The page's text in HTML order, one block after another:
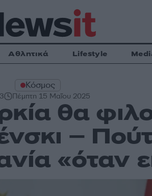
Αθλητικά Lifestyle
Κόσμος
Πέμπτη 15 Μαΐου 2025
θα
–
«όταν